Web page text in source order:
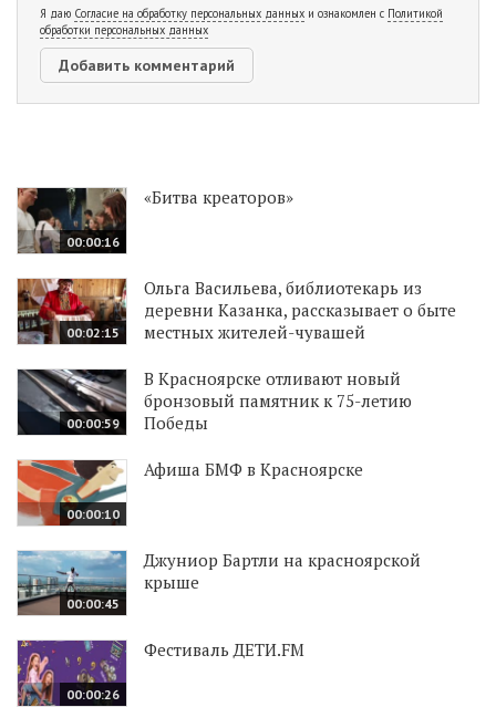
Я даю Согласие на обработку персональных данных и ознакомлен с Политикой
обработки персональных данных
00:00:16
«Битва креаторов»
00:02:15
Ольга Васильева, библиотекарь из
деревни Казанка, рассказывает о быте
местных жителей-чувашей
00:00:59
В Красноярске отливают новый
бронзовый памятник к 75-летию
Победы
00:00:10
Афиша БМФ в Красноярске
00:00:45
Джуниор Бартли на красноярской
крыше
00:00:26
Фестиваль ДЕТИ.FM